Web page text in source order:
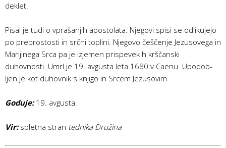
deklet.
Pisal je tudi o vprašanjih apostolata. Njegovi spisi se odlikujejo
po preprostosti in srčni toplini. Njegovo češčenje Jezusovega in
Marijinega Srca pa je izjemen prispevek h krščanski
duhovnosti. Umrl je 19. avgusta leta 1680 v Caenu. Upodob­
ljen je kot duhovnik s knjigo in Srcem Jezusovim.
Goduje:19. avgusta.
Vir:spletna stran tednika Družina